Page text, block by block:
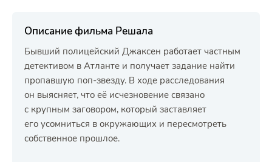
Описание фильма Решала
Бывший полицейский Джаксен работает частным
детективом в Атланте и получает задание найти
пропавшую поп-звезду. В ходе расследования
он выясняет, что её исчезновение связано
с крупным заговором, который заставляет
его усомниться в окружающих и пересмотреть
собственное прошлое.